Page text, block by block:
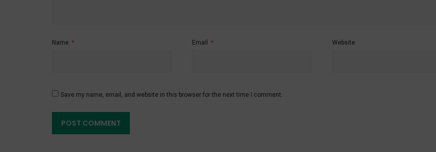
Name * Email * Website
Save my name, email, and website in this browser for the next time I comment.